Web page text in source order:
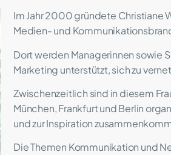
Im Jahr 2000 gründete Christiane
Medien- und
Dort werden Managerinnen sowie
Marketing unterstützt, sich zu
Zwischenzeitlich sind in diesem
München, Frankfurt und Berlin
und zur Inspiration
Die Themen Kommunikation und